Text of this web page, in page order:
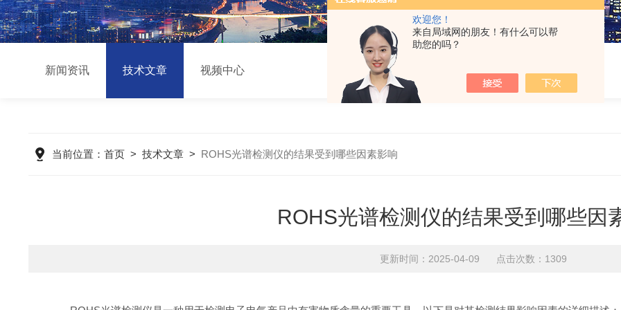
欢迎您！
来自局域网的朋友！有什么可以帮
助您的吗？
新闻资讯 技术文章 视频中心
当前位置： 首页> 技术文章> ROHS光谱检测仪的结果受到哪些因素影响
ROHS光谱检测仪的结果受到哪些因
更新时间：2025-04-09 点击次数：1309